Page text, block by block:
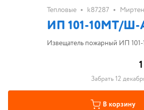
Тепловые • k87287 • Миртен
ИП 101-10МТ/Ш-
Извещатель пожарный ИП
Забрать 12
В корзину